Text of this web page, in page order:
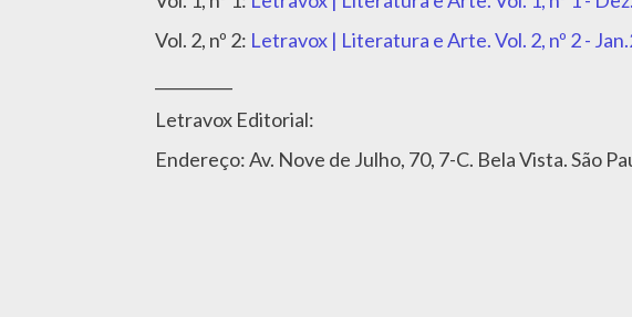
Vol. 2, nº 2: Letravox | Literatura e Arte. Vol. 2, nº 2 -
Letravox Editorial:
Endereço: Av. Nove de Julho, 70, 7-C. Bela Vista. São